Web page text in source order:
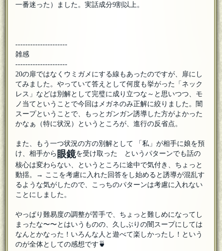
一番迷った）ました。実話成分9割以上。
---------------------
雑感
---------------------
20の扉ではなくウミガメにする線もあったのですが、扉にし
てみました。やっていて答えとして何度も挙がった「ネック
レス」などは別解として完璧に成り立つな～と思いつつ、モ
ノ当てということで今回はメガネのみ正解に絞りました。闇
スープということで、もっとガンガン誘導した方がよかった
かなぁ（特に状況）というところが、進行の反省点。
また、もう一つ状況の方の別解として 「私」が相手に娘を預
け、相手から 眼鏡を受け取った というパターンでも話の
核心は変わらない、というところに途中で気付き、ちょっと
動揺。→ ここを考慮に入れた回答をし始めると誘導が混乱す
るような気がしたので、こっちのパターンは考慮に入れない
ことにしました。
やっぱり難易度の調整が苦手で、ちょっと難しめになってし
まったな〜〜とはいうものの、久しぶりの闇スープにしては
なんとかなった！いろんな人と遊べて楽しかったし！という
のが全体としての感想です🍵